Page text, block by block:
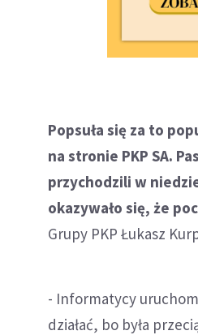
Popsuła się za to
na stronie PKP SA.
przychodzili w
okazywało się, że
Grupy PKP Łukasz
- Informatycy
działać, bo była